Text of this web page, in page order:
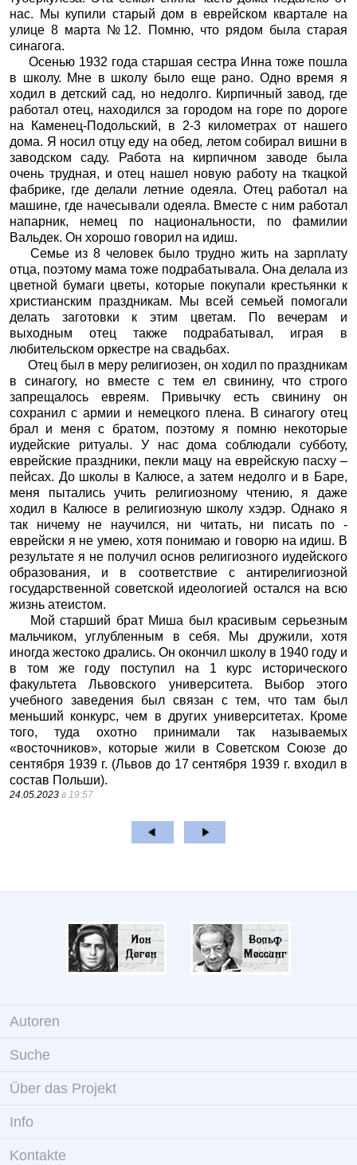
нас. Мы купили старый дом в еврейском квартале на
улице 8 марта №12. Помню, что рядом была старая
синагога.
Осенью 1932 года старшая сестра Инна тоже пошла
в школу. Мне в школу было еще рано. Одно время я
ходил в детский сад, но недолго. Кирпичный завод, где
работал отец, находился за городом на горе по дороге
на Каменец-Подольский, в 2-3 километрах от нашего
дома. Я носил отцу еду на обед, летом собирал вишни в
заводском саду. Работа на кирпичном заводе была
очень трудная, и отец нашел новую работу на ткацкой
фабрике, где делали летние одеяла. Отец работал на
машине, где начесывали одеяла. Вместе с ним работал
напарник, немец по национальности, по фамилии
Вальдек. Он хорошо говорил на идиш.
Семье из 8 человек было трудно жить на зарплату
отца, поэтому мама тоже подрабатывала. Она делала из
цветной бумаги цветы, которые покупали крестьянки к
христианским праздникам. Мы всей семьей помогали
делать заготовки к этим цветам. По вечерам и
выходным отец также подрабатывал, играя в
любительском оркестре на свадьбах.
Отец был в меру религиозен, он ходил по праздникам
в синагогу, но вместе с тем ел свинину, что строго
запрещалось евреям. Привычку есть свинину он
сохранил с армии и немецкого плена. В синагогу отец
брал и меня с братом, поэтому я помню некоторые
иудейские ритуалы. У нас дома соблюдали субботу,
еврейские праздники, пекли мацу на еврейскую пасху –
пейсах. До школы в Калюсе, а затем недолго и в Баре,
меня пытались учить религиозному чтению, я даже
ходил в Калюсе в религиозную школу хэдэр. Однако я
так ничему не научился, ни читать, ни писать по -
еврейски я не умею, хотя понимаю и говорю на идиш. В
результате я не получил основ религиозного иудейского
образования, и в соответствие с антирелигиозной
государственной советской идеологией остался на всю
жизнь атеистом.
Мой старший брат Миша был красивым серьезным
мальчиком, углубленным в себя. Мы дружили, хотя
иногда жестоко дрались. Он окончил школу в 1940 году и
в том же году поступил на 1 курс исторического
факультета Львовского университета. Выбор этого
учебного заведения был связан с тем, что там был
меньший конкурс, чем в других университетах. Кроме
того, туда охотно принимали так называемых
«восточников», которые жили в Советском Союзе до
сентября 1939 г. (Львов до 17 сентября 1939 г. входил в
состав Польши).
24.05.2023 в 19:57
Autoren
Suche
Über das Projekt
Info
Kontakte